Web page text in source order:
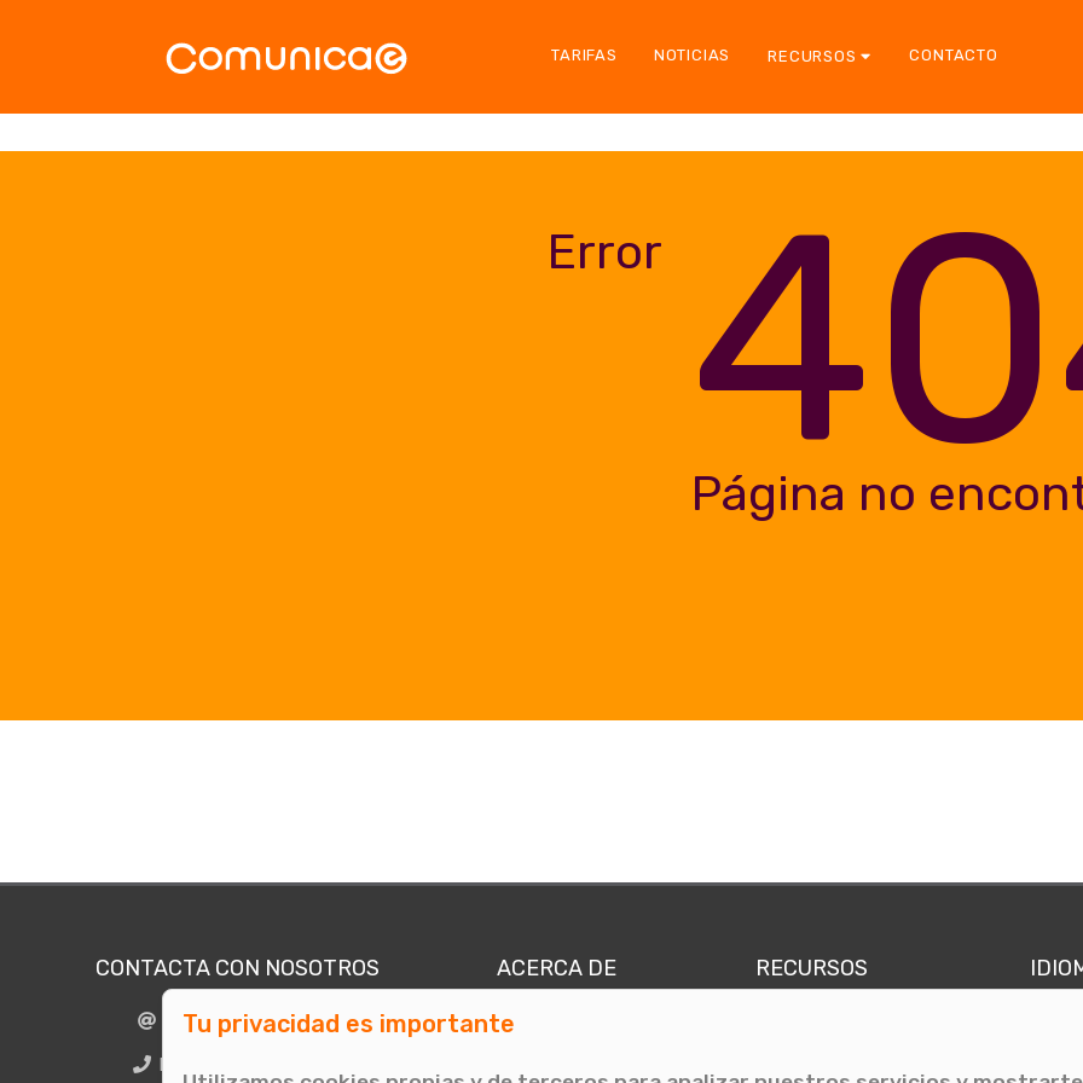
TARIFAS NOTICIAS RECURSOS CONTACTO
Error
Página no
CONTACTA CON NOSOTROS
info@comunicae.com
BCN + 34 931 702 774
ACERCA DE
Quiénes somos
RECURSOS
Tu privacidad es importante